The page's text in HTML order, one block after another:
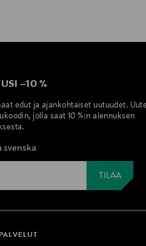
–10 %
edut ja ajankohtaiset uutuudet.
jolla saat 10 %:n alennuksen
svenska